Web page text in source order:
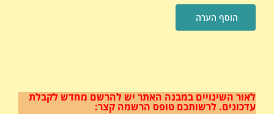
לאור השינויים במבנה האתר יש להרשם מחדש לקבלת
עדכונים. לרשותכם טופס הרשמה קצר: